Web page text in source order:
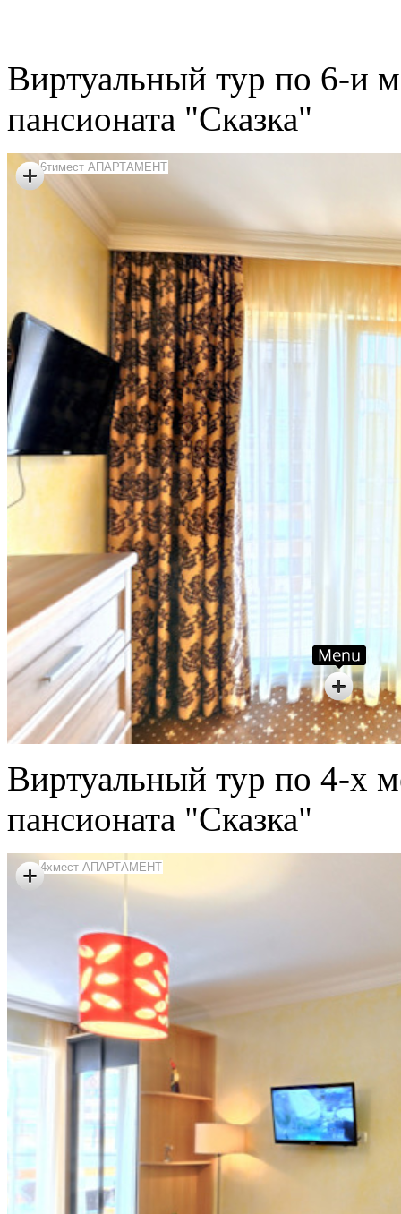
Виртуальный тур по 6-и
пансионата "Сказка"
Виртуальный тур по 4-х
пансионата "Сказка"